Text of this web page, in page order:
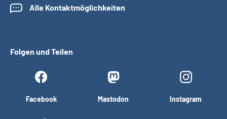
Alle Kontaktmöglichkeiten
Folgen und Teilen
Facebook Mastodon Instagram